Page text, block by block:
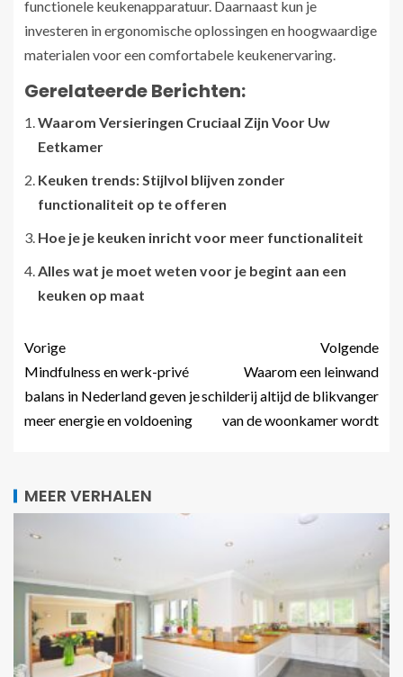
functionele keukenapparatuur. Daarnaast kun je
investeren in ergonomische oplossingen en hoogwaardige
materialen voor een comfortabele keukenervaring.
Gerelateerde Berichten:
Waarom Versieringen Cruciaal Zijn Voor Uw
Eetkamer
Keuken trends: Stijlvol blijven zonder
functionaliteit op te offeren
Hoe je je keuken inricht voor meer functionaliteit
Alles wat je moet weten voor je begint aan een
keuken op maat
Vorige
Mindfulness en werk-privé
balans in Nederland geven je
meer energie en voldoening
Volgende
Waarom een leinwand
schilderij altijd de blikvanger
van de woonkamer wordt
MEER VERHALEN